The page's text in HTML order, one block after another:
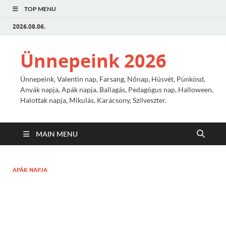
TOP MENU
2026.08.06.
Ünnepeink 2026
Ünnepeink, Valentin nap, Farsang, Nőnap, Húsvét, Pünkösd,
Anyák napja, Apák napja, Ballagás, Pedagógus nap, Halloween,
Halottak napja, Mikulás, Karácsony, Szilveszter.
MAIN MENU
APÁK NAPJA